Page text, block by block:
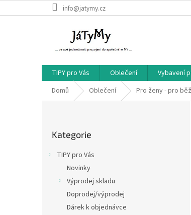
na
info@jatymy.cz
TIPY pro Vás Oblečení Vybavení
Domů
Oblečení Pro ženy - pro
kategorie
Kategorie
TIPY pro Vás
Novinky
Výprodej skladu
Doprodej/výprodej
Dárek k objednávce